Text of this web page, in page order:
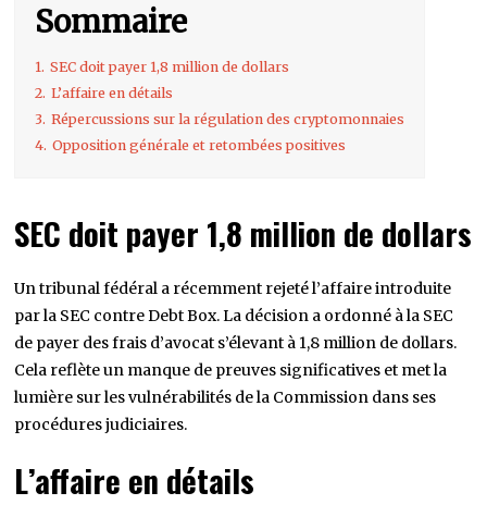
Sommaire
1. SEC doit payer 1,8 million de dollars
2. L’affaire en détails
3. Répercussions sur la régulation des cryptomonnaies
4. Opposition générale et retombées positives
SEC doit payer 1,8 million de dollars
Un tribunal fédéral a récemment rejeté l’affaire introduite
par la SEC contre Debt Box. La décision a ordonné à la SEC
de payer des frais d’avocat s’élevant à 1,8 million de dollars.
Cela reflète un manque de preuves significatives et met la
lumière sur les vulnérabilités de la Commission dans ses
procédures judiciaires.
L’affaire en détails